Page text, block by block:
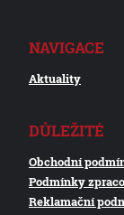
NAVIGACE
Aktuality
DŮLEŽITÉ
Obchodní
Podmínky
Reklamační